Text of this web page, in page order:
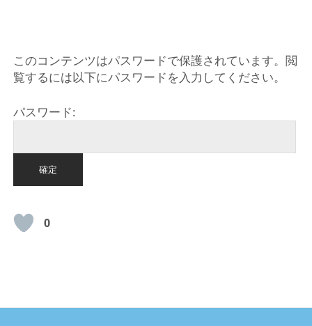
このコンテンツはパスワードで保護されています。閲
覧するには以下にパスワードを入力してください。
パスワード:
0